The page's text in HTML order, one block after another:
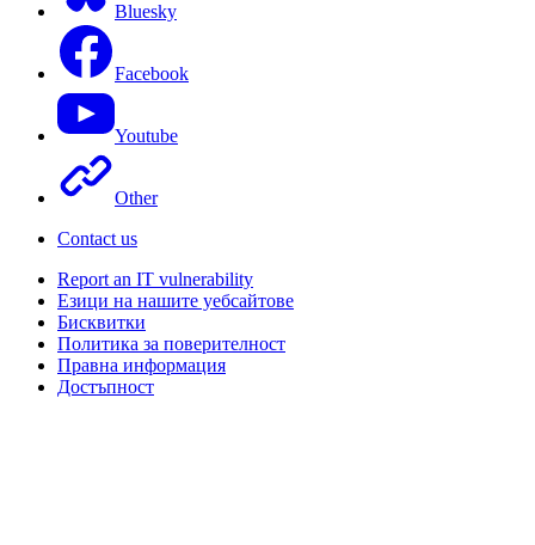
Bluesky
Facebook
Youtube
Other
Contact us
Report an IT vulnerability
Езици на нашите уебсайтове
Бисквитки
Политика за поверителност
Правна информация
Достъпност